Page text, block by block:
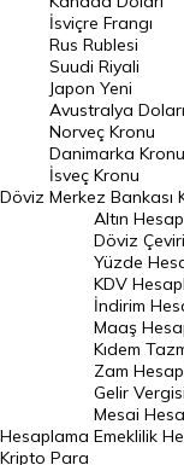
Frank Kuru
Riyal Kuru
Avustralya Doları
Danimarka Kronu Kuru
Kanada Doları Kuru
Norveç Kronu Kuru
İsveç Kronu Kuru
Japon Yeni Kuru
Serbest Piyasa Döviz
Merkez Bankası Döviz
Altın Fiyatları
Döviz
İsviçre Frangı
Rus Rublesi
Suudi Riyali
Japon Yeni
Avustralya Doları
Norveç Kronu
Danimarka Kronu
İsveç Kronu
Merkez Bankası
Hesaplama
Altın
Döviz
Yüzde
KDV
İndirim
Maaş
Kıdem
Zam
Gelir
Mesai
Emeklilik
Kripto Para